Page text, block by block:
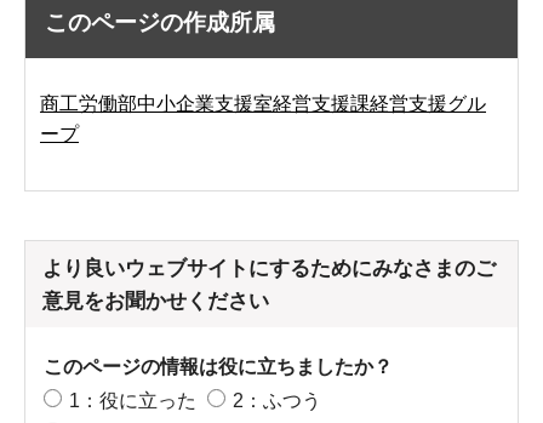
このページの作成所属
商工労働部中小企業支援室経営支援課経営支援グル
ープ
より良いウェブサイトにするためにみなさまのご
意見をお聞かせください
このページの情報は役に立ちましたか？
1：役に立った
2：ふつう